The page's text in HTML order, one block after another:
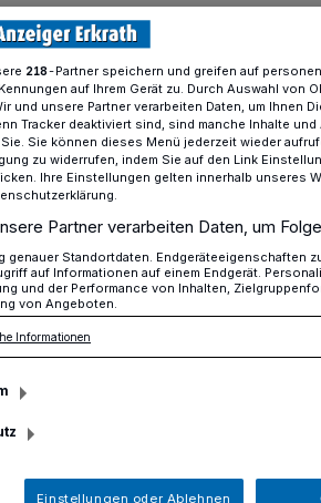
Bücherwürmchen und
und Buchpiraten
für die
der
die Stadtbücherei Erkrath
und
218-Partner speichern und greifen auf
auf Ihrem Gerät zu. Durch Auswahl von
und unsere Partner verarbeiten Daten, um Ihnen
Tracker deaktiviert sind, sind manche Inhalte
Sie können dieses Menü jederzeit wieder
zu widerrufen, indem Sie auf den Link
Ihre Einstellungen gelten innerhalb unseres
Partner verarbeiten Daten, um
genauer Standortdaten. Endgeräteeigenschaften
auf Informationen auf einem Endgerät.
und der Performance von Inhalten,
von Angeboten.
Informationen
Einstellungen oder Ablehnen